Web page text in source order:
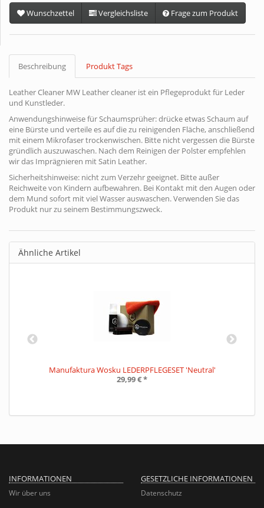
Wunschzettel Vergleichsliste Frage zum Produkt
Beschreibung Produkt Tags
Leather Cleaner MW Leather cleaner ist ein Pflegeprodukt für Leder
und Kunstleder.
Anwendungshinweise für Schaumsprüher: drücke etwas Schaum auf
eine Bürste und verteile es auf die zu reinigenden Fläche, anschließend
mit einem Mikrofaser trockenwischen. Bitte nicht vergessen die Bürste
gründlich auszuwaschen. Nach dem Reinigen der Polster empfehlen
wir das Imprägnieren mit Satin Leather.
Sicherheitshinweise: nicht zum Verzehr geeignet. Bitte außer
Reichweite von Kindern aufbewahren. Bei Kontakt mit den Augen oder
dem Mund sofort mit viel Wasser auswaschen. Verwenden Sie das
Produkt nur zu seinem Bestimmungszweck.
Ähnliche Artikel
Manufaktura Wosku LEDERPFLEGESET 'Neutral'
29,99 €*
INFORMATIONEN
Wir über uns
GESETZLICHE INFORMATIONEN
Datenschutz